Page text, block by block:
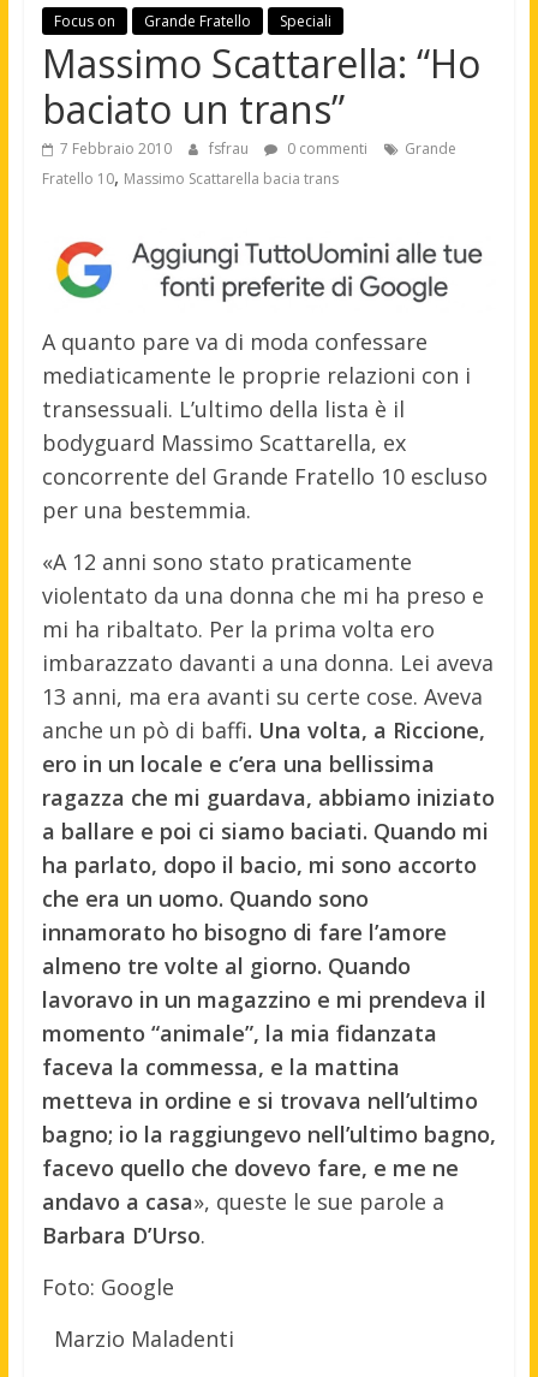
Focus on Grande Fratello Speciali
Massimo Scattarella: “Ho
baciato un trans”
7 Febbraio 2010 fsfrau 0 commenti
Grande
Fratello 10, Massimo Scattarella bacia trans
A quanto pare va di moda confessare
mediaticamente le proprie relazioni con i
transessuali. L’ultimo della lista è il
bodyguard Massimo Scattarella, ex
concorrente del Grande Fratello 10 escluso
per una bestemmia.
«A 12 anni sono stato praticamente
violentato da una donna che mi ha preso e
mi ha ribaltato. Per la prima volta ero
imbarazzato davanti a una donna. Lei aveva
13 anni, ma era avanti su certe cose. Aveva
anche un pò di baffi. Una volta, a Riccione,
ero in un locale e c’era una bellissima
ragazza che mi guardava, abbiamo iniziato
a ballare e poi ci siamo baciati. Quando mi
ha parlato, dopo il bacio, mi sono accorto
che era un uomo. Quando sono
innamorato ho bisogno di fare l’amore
almeno tre volte al giorno. Quando
lavoravo in un magazzino e mi prendeva il
momento “animale”, la mia fidanzata
faceva la commessa, e la mattina
metteva in ordine e si trovava nell’ultimo
bagno; io la raggiungevo nell’ultimo bagno,
facevo quello che dovevo fare, e me ne
andavo a casa», queste le sue parole a
Barbara D’Urso.
Foto: Google
Marzio Maladenti